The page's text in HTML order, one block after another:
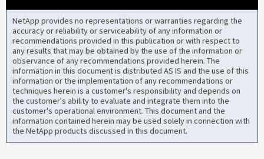
NetApp provides no representations or warranties regarding the
accuracy or reliability or serviceability of any information or
recommendations provided in this publication or with respect to
any results that may be obtained by the use of the information or
observance of any recommendations provided herein. The
information in this document is distributed AS IS and the use of this
information or the implementation of any recommendations or
techniques herein is a customer's responsibility and depends on
the customer's ability to evaluate and integrate them into the
customer's operational environment. This document and the
information contained herein may be used solely in connection with
the NetApp products discussed in this document.